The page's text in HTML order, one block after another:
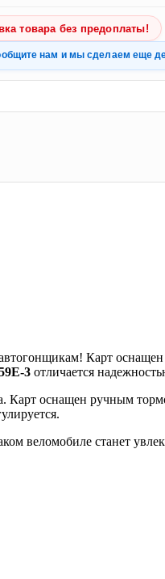
товара без предоплаты!
нам и мы сделаем еще
Карт
3 отличается
оснащен ручным
веломобиле станет